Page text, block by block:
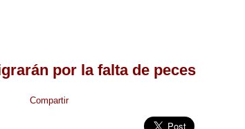
por la falta de peces
Compartir